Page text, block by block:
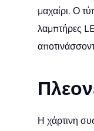
μαχαίρι. Ο
λαμπτήρες
Η χάρτινη